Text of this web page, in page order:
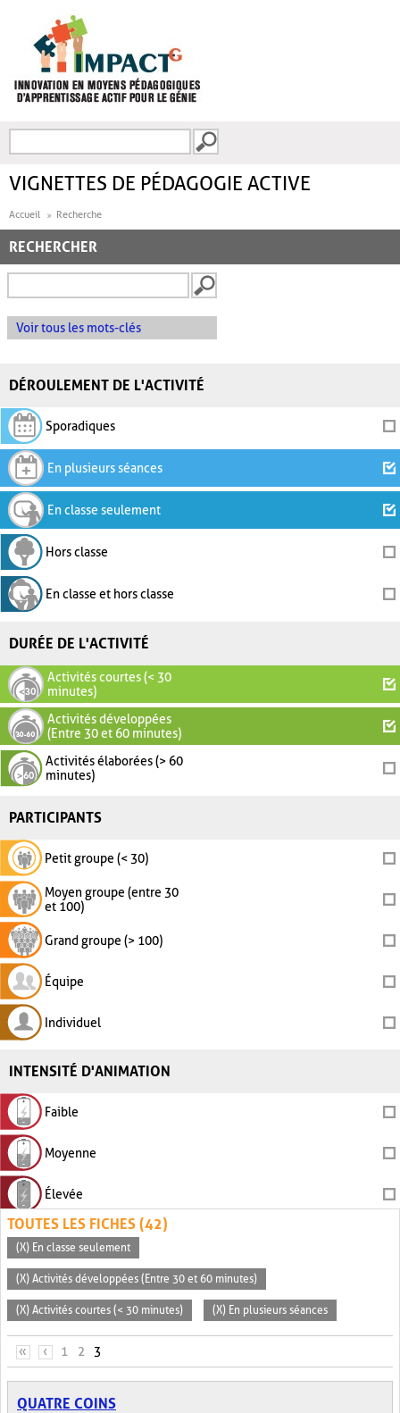
FORMULAIRE DE
VIGNETTES DE PÉDAGOGIE ACTIVE
Accueil Recherche
RECHERCHER
Voir tous les mots-clés
DÉROULEMENT DE L'ACTIVITÉ
Sporadiques
En plusieurs séances
En classe seulement
Hors classe
En classe et hors classe
DURÉE DE L'ACTIVITÉ
Activités courtes (< 30
minutes)
Activités développées
(Entre 30 et 60 minutes)
Activités élaborées (> 60
minutes)
PARTICIPANTS
Petit groupe (< 30)
Moyen groupe (entre 30
et 100)
Grand groupe (> 100)
Équipe
Individuel
INTENSITÉ D'ANIMATION
Faible
Moyenne
Élevée
TOUTES LES FICHES (42)
(X) En classe seulement
(X) Activités développées (Entre 30 et 60 minutes)
(X) Activités courtes (< 30 minutes) (X) En plusieurs séances
PAGES
« ‹ 1 2 3
QUATRE COINS